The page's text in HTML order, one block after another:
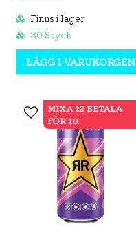
Finns i lager
30 Styck
LÄGG I VARUKORGEN
MIXA 12 BETALA
FÖR 10